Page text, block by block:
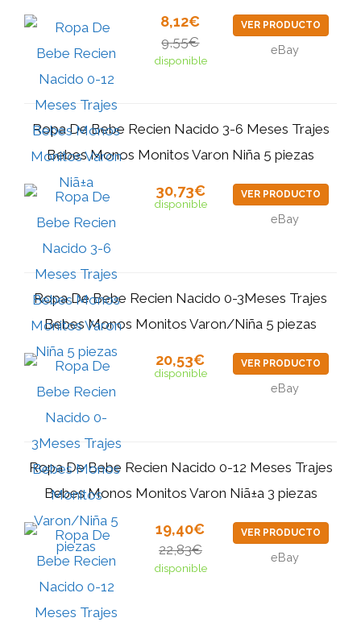
8,12€
9,55€
disponible
VER PRODUCTO
eBay
Ropa De Bebe Recien Nacido 3-6 Meses Trajes
Bebes Monos Monitos Varon Niña 5 piezas
30,73€
disponible
VER PRODUCTO
eBay
Ropa De Bebe Recien Nacido 0-3Meses Trajes
Bebes Monos Monitos Varon/Niña 5 piezas
20,53€
disponible
VER PRODUCTO
eBay
Ropa De Bebe Recien Nacido 0-12 Meses Trajes
Bebes Monos Monitos Varon Niã±a 3 piezas
19,40€
22,83€
disponible
VER PRODUCTO
eBay